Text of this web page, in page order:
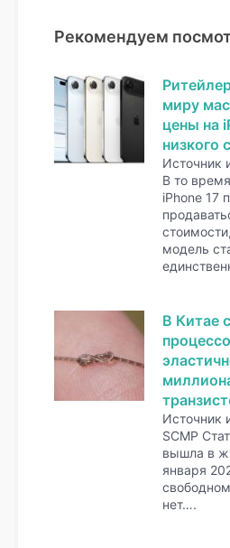
Рекомендуем
миру
цены на
низкого
Источник
В то
iPhone 17
модель
В Китае
Источник
SCMP
вышла в
января
нет….